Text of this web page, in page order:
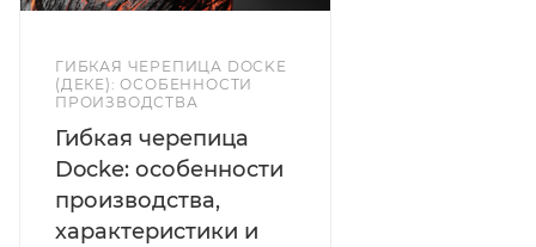
ГИБКАЯ ЧЕРЕПИЦА DOCKE
(ДЕКЕ): ОСОБЕННОСТИ
ПРОИЗВОДСТВА
Гибкая черепица
Docke: особенности
производства,
характеристики и